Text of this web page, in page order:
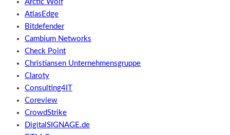
Arctic Wolf
AtlasEdge
Bitdefender
Cambium Networks
Check Point
Christiansen Unternehmensgruppe
Claroty
Consulting4IT
Coreview
CrowdStrike
DigitalSIGNAGE.de